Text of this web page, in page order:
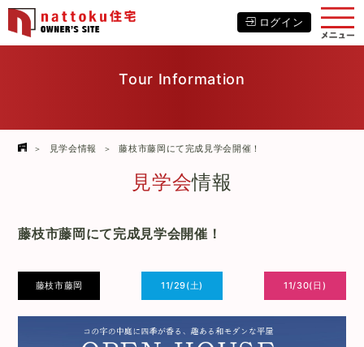
ログイン
Tour Information
見学会情報 藤枝市藤岡にて完成見学会開催！
見学会情報
藤枝市藤岡にて完成見学会開催！
藤枝市藤岡 11/29(土) 11/30(日)